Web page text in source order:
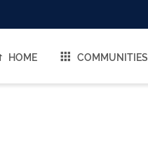
HOME COMMUNITIES